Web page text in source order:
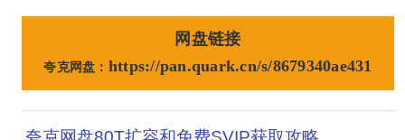
网盘链接
夸克网盘： https://pan.quark.cn/s/8679340ae431